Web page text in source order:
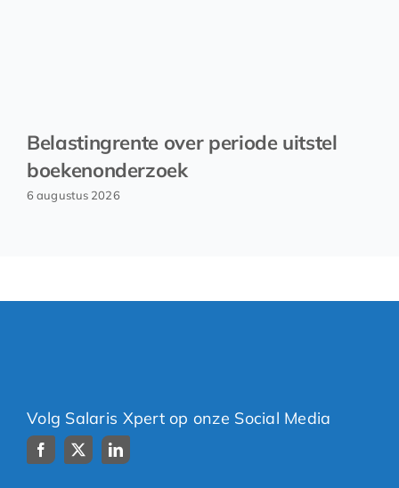
Belastingrente over periode uitstel
boekenonderzoek
6 augustus 2026
Volg Salaris Xpert op onze Social Media